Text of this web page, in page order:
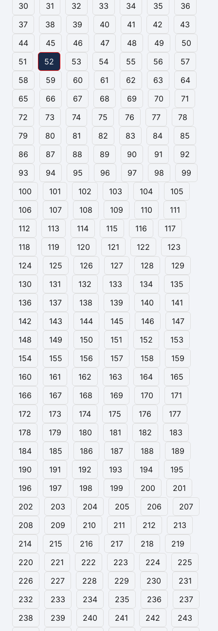
30
31 32 33 34 35
36
37
38 39 40 41 42
43
44
45 46 47 48 49
50
51
52 53 54 55 56
57
58
59 60 61 62 63
64
65
66 67 68 69 70
71
72
73 74 75 76 77
78
79
80 81 82 83 84
85
86
87 88 89 90 91
92
93
94 95 96 97 98
99
100
101 102 103 104
105
106
107 108 109 110
111
112
113 114 115 116
117
118
119 120 121 122
123
124
125 126 127 128
129
130
131 132 133 134
135
136
137 138 139 140
141
142
143 144 145 146
147
148
149 150 151 152
153
154
155 156 157 158
159
160
161 162 163 164
165
166
167 168 169 170
171
172
173 174 175 176
177
178
179 180 181 182
183
184
185 186 187 188
189
190
191 192 193 194
195
196
197 198 199 200
201
202
203 204 205 206
207
208
209 210 211 212
213
214
215 216 217 218
219
220
221 222 223 224
225
226
227 228 229 230
231
232
233 234 235 236
237
238
239 240 241 242
243